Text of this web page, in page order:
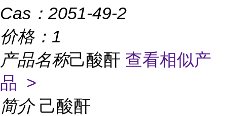
Cas： 2051-49-2
价格： 1
产品名称己酸酐 查看相似产
品 >
简介 己酸酐